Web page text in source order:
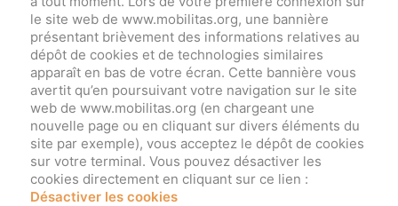
le site web de www.mobilitas.org, une bannière
présentant brièvement des informations relatives au
dépôt de cookies et de technologies similaires
apparaît en bas de votre écran. Cette bannière vous
avertit qu’en poursuivant votre navigation sur le site
web de www.mobilitas.org (en chargeant une
nouvelle page ou en cliquant sur divers éléments du
site par exemple), vous acceptez le dépôt de cookies
sur votre terminal. Vous pouvez désactiver les
cookies directement en cliquant sur ce lien :
Désactiver les cookies